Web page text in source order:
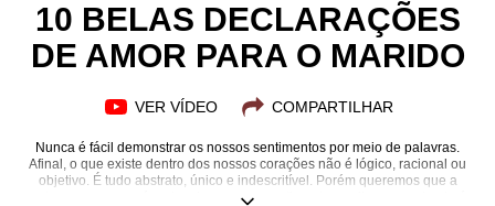
MENSAGENS E FRASES MENSAGENS DE ANIVERSÁRIO
10 BELAS DECLARAÇÕES
DE AMOR PARA O MARIDO
VER VÍDEO COMPARTILHAR
Nunca é fácil demonstrar os nossos sentimentos por meio de palavras.
Afinal, o que existe dentro dos nossos corações não é lógico, racional ou
objetivo. É tudo abstrato, único e indescritível. Porém queremos que a
outra pessoa, que é o alvo dos nossos sentimentos, saiba o quanto ela é